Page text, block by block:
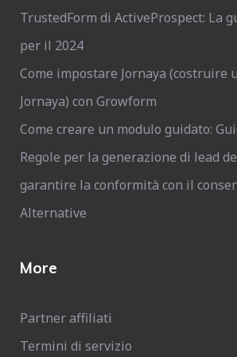
TrustedForm di ActiveProspect: La
per il 2024
Come impostare Jornaya (costruire
Jornaya) con Growform
Come creare un modulo guidato:
Regole per la generazione di lead
garantire la conformità con il
Alternative
More
Partner affiliati
Termini di servizio